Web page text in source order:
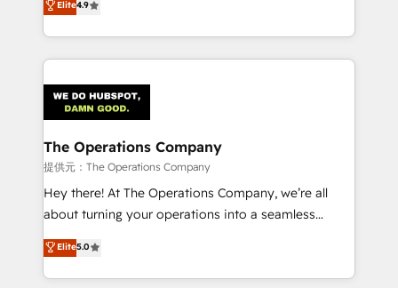
SOC 2 Type II and ISO 27001 certified, reinforcing
our commitment to data security and compliance. At
Barcelona and operating across Spain, LATAM, and
the UK, we support global companies in building
smarter marketing, sales, and customer success
Iberia (Spain & Portugal), we combine human insight
with intelligent automation to drive sustainable
growth. Our multidisciplinary team designs solutions
that simplify complexity, boost performance, and
turn innovation into real impact. 🌍 Highlights •
HubSpot Partner since 2012 • 2022 EMEA Impact
projects • Clients in 30+ industries • Proprietary
technology for integrations • Multilingual team:
Elite4.9
The Operations Company
提供元：The Operations Company
Hey there! At The Operations Company, we’re all
about turning your operations into a seamless
experience that powers real results. We specialize in
transforming complex systems into efficient,
scalable solutions that work across your entire
Elite5.0